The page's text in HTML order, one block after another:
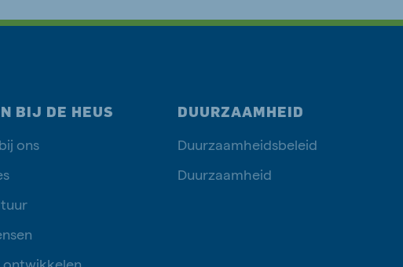
BIJ DE HEUS
ons
ontwikkelen
DUURZAAMHEID
Duurzaamheidsbeleid
Duurzaamheid